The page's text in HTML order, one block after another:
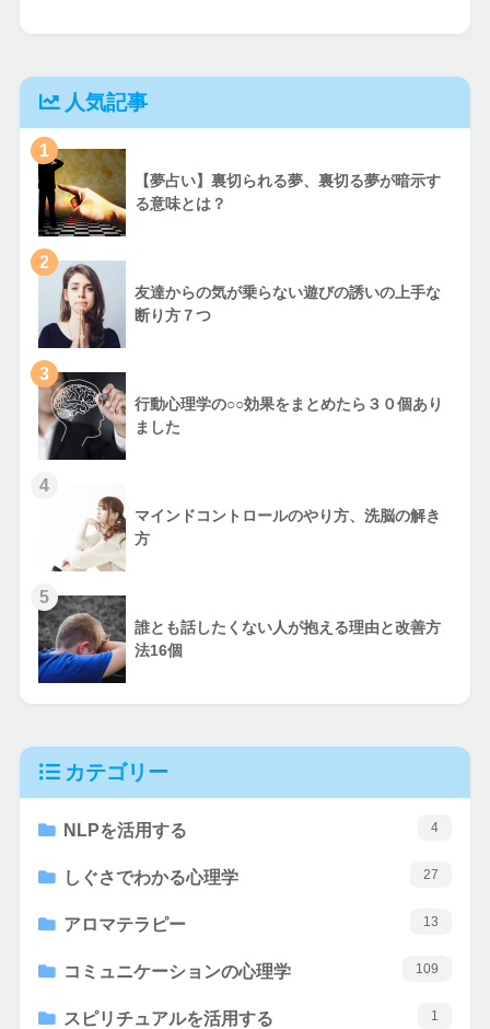
人気記事
1
【夢占い】裏切られる夢、裏切る夢が暗示す
る意味とは？
2
友達からの気が乗らない遊びの誘いの上手な
断り方７つ
3
行動心理学の○○効果をまとめたら３０個あり
ました
4
マインドコントロールのやり方、洗脳の解き
方
5
誰とも話したくない人が抱える理由と改善方
法16個
カテゴリー
NLPを活用する 4
しぐさでわかる心理学 27
アロマテラピー 13
コミュニケーションの心理学 109
スピリチュアルを活用する 1